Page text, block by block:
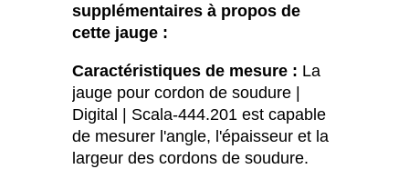
supplémentaires à propos de
cette jauge :
Caractéristiques de mesure : La
jauge pour cordon de soudure |
Digital | Scala-444.201 est capable
de mesurer l'angle, l'épaisseur et la
largeur des cordons de soudure.